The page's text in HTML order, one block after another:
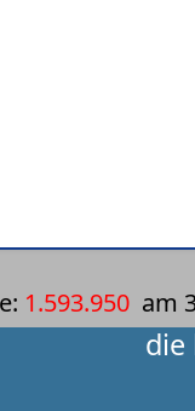
1.593.950 am
die